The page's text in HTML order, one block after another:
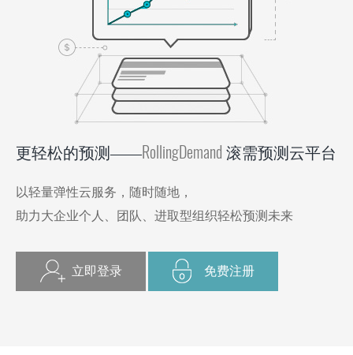
更轻松的预测——RollingDemand 滚需预测云平台
以轻量弹性云服务，随时随地，
助力大企业个人、团队、进取型组织轻松预测未来
立即登录 免费注册